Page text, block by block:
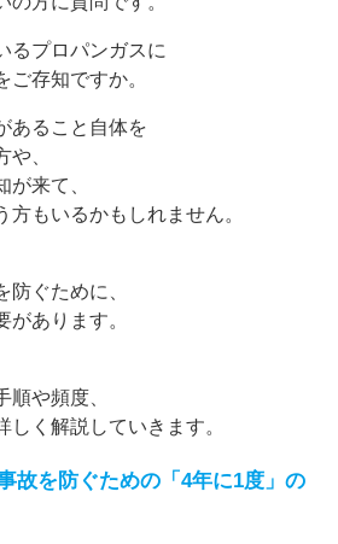
るプロパンガスに
ご存知ですか。
あること自体を
、
が来て、
もいるかもしれません。
防ぐために、
があります。
順や頻度、
しく解説していきます。
故を防ぐための「4年に1度」の